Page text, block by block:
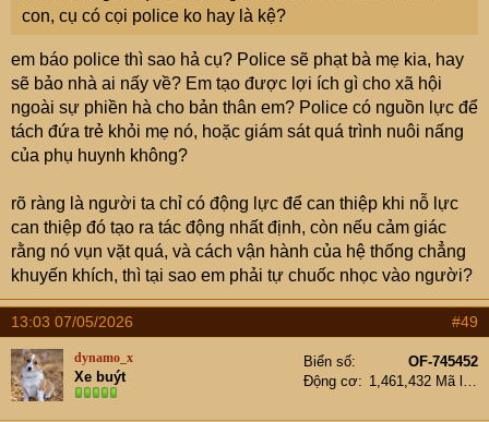
con, cụ có cọi police ko hay là kệ?
em báo police thì sao hả cụ? Police sẽ phạt bà mẹ kia, hay
sẽ bảo nhà ai nấy về? Em tạo được lợi ích gì cho xã hội
ngoài sự phiền hà cho bản thân em? Police có nguồn lực để
tách đứa trẻ khỏi mẹ nó, hoặc giám sát quá trình nuôi nấng
của phụ huynh không?
rõ ràng là người ta chỉ có động lực để can thiệp khi nỗ lực
can thiệp đó tạo ra tác động nhất định, còn nếu cảm giác
rằng nó vụn vặt quá, và cách vận hành của hệ thống chẳng
khuyến khích, thì tại sao em phải tự chuốc nhọc vào người?
13:03 07/05/2026 #49
dynamo_x
Xe buýt
Biển số
OF-745452
Động cơ
1,461,432 Mã lực